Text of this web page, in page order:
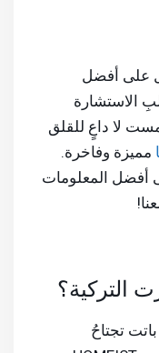
على أفضل
الاستشارة
لا داعٍ للقلق
مميزة وفاخرة.
أفضل المعلومات
التركية؟
باتت تجتاحُ